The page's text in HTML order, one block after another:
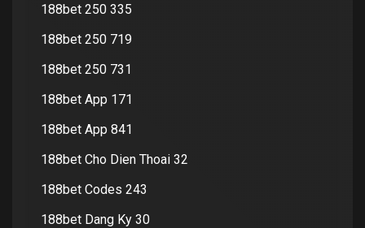
188bet 250 335
188bet 250 719
188bet 250 731
188bet App 171
188bet App 841
188bet Cho Dien Thoai 32
188bet Codes 243
188bet Dang Ky 30